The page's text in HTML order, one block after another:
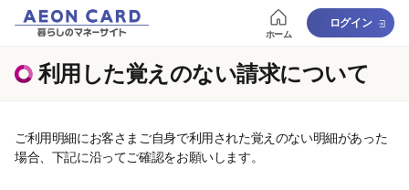
ホーム
ログイン
利用した覚えのない請求について
ご利用明細にお客さまご自身で利用された覚えのない明細があった
場合、下記に沿ってご確認をお願いします。